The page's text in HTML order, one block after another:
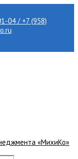
04 / +7 (958)